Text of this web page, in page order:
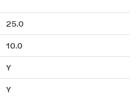
25.0
10.0
Y
Y